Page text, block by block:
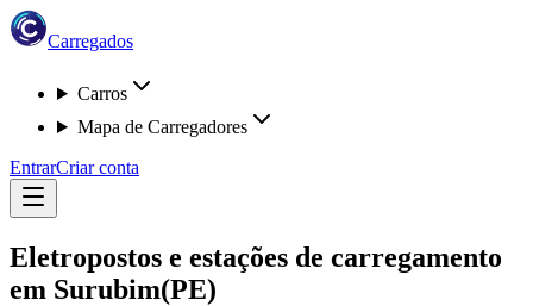
Carregados
Carros
Mapa de Carregadores
EntrarCriar conta
Eletropostos e estações de carregamento
em Surubim(PE)